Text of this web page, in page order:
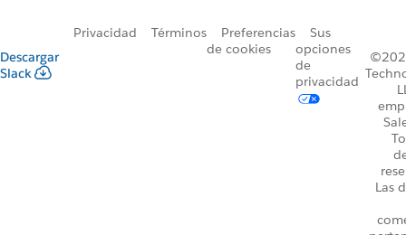
Descargar
Slack
Privacidad Términos
Preferencias
de cookies
Sus
opciones
de
privacidad
Las